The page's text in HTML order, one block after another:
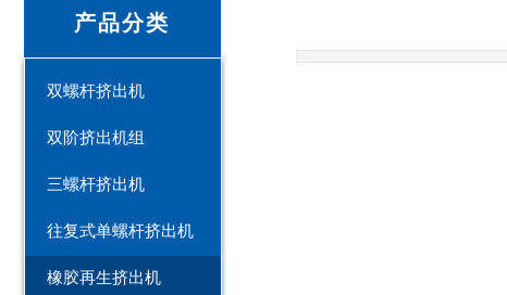
产品分类
双螺杆挤出机
双阶挤出机组
三螺杆挤出机
往复式单螺杆挤出机
橡胶再生挤出机